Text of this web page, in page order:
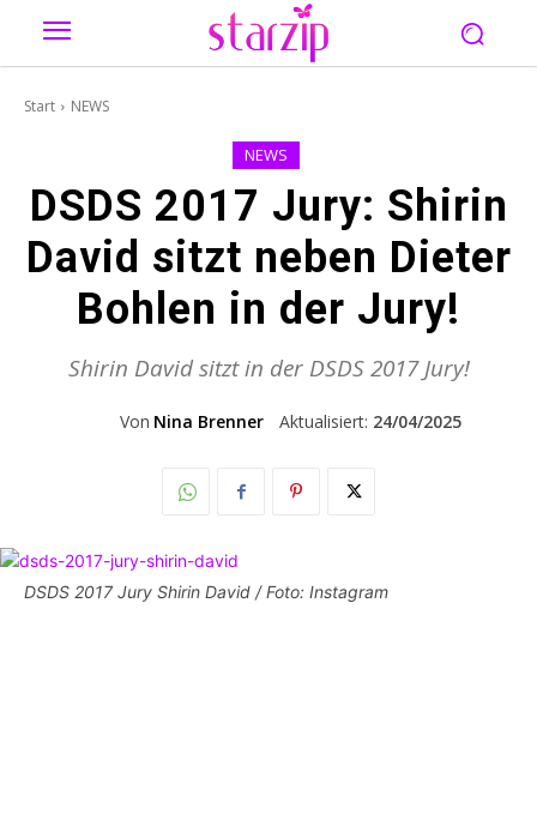
Start NEWS
NEWS
DSDS 2017 Jury: Shirin
David sitzt neben Dieter
Bohlen in der Jury!
Shirin David sitzt in der DSDS 2017 Jury!
Von Nina Brenner Aktualisiert: 24/04/2025
DSDS 2017 Jury Shirin David / Foto: Instagram